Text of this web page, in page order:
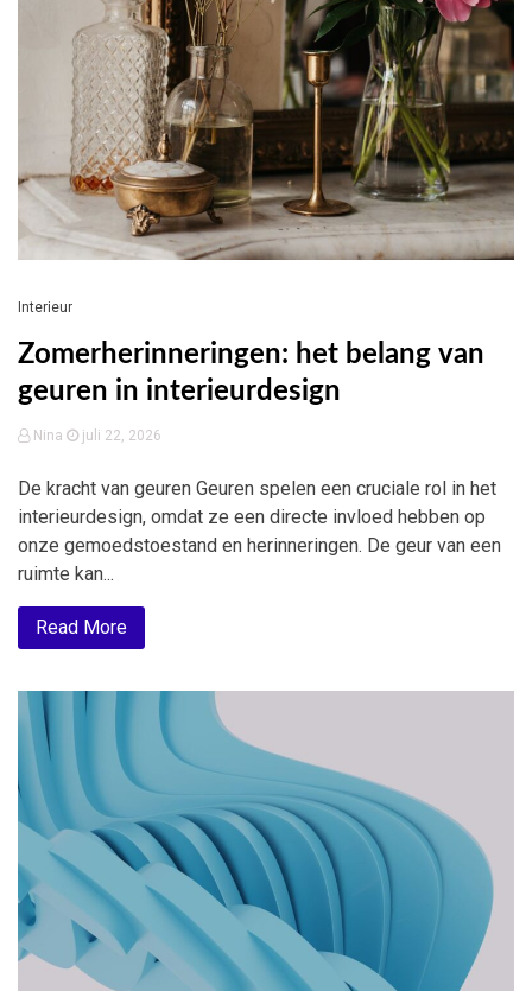
Interieur
Zomerherinneringen: het belang van
geuren in interieurdesign
Nina juli 22, 2026
De kracht van geuren Geuren spelen een cruciale rol in het
interieurdesign, omdat ze een directe invloed hebben op
onze gemoedstoestand en herinneringen. De geur van een
ruimte kan...
Read More